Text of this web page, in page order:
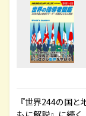
『世界244の国